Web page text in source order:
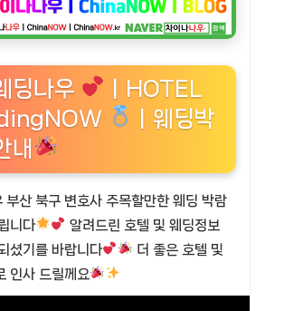
딩나우
ㅣHOTEL
ㅣ웨딩박
내
부산 북구 변호사 주목할만한 웨딩 박람
니다
알려드린 호텔 및 웨딩정보
셨기를 바랍니다
더 좋은 호텔 및
인사 드릴께요